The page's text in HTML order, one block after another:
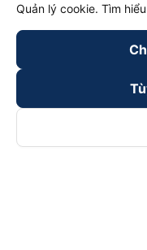
Quản lý cookie. Tìm